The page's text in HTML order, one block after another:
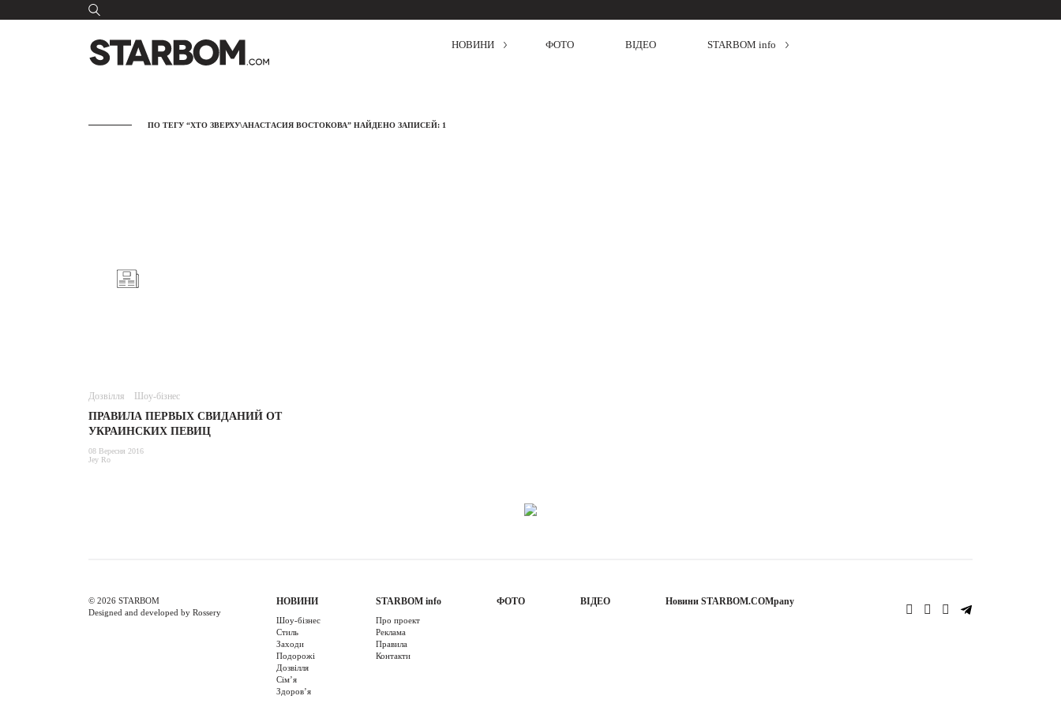
НОВИНИ ФОТО ВІДЕО STARBOM info
ПО ТЕГУ “ХТО ЗВЕРХУ\АНАСТАСИЯ ВОСТОКОВА” НАЙДЕНО ЗАПИСЕЙ: 1
Дозвілля Шоу-бізнес
ПРАВИЛА ПЕРВЫХ СВИДАНИЙ ОТ
УКРАИНСКИХ ПЕВИЦ
08 Вересня 2016
Jey Ro
© 2026 STARBOM
Designed and developed by Rossery
НОВИНИ
Шоу-бізнес
Стиль
Заходи
Подорожі
Дозвілля
Cім’я
Здоров’я
STARBOM info
Про проект
Реклама
Правила
Контакти
ФОТО ВІДЕО Новини STARBOM.COMpany